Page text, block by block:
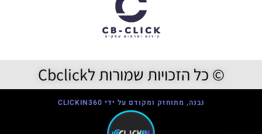
© כל הזכויות שמורות לCbclick
נבנה, מתוחזק ומקודם על ידי CLICKIN360